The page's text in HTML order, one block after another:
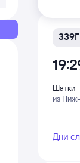
339Г
Шатки
из
Дни